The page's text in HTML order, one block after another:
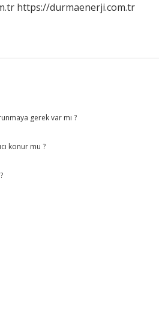
https://durmaenerji.com.tr
gerek var mı ?
konur mu ?